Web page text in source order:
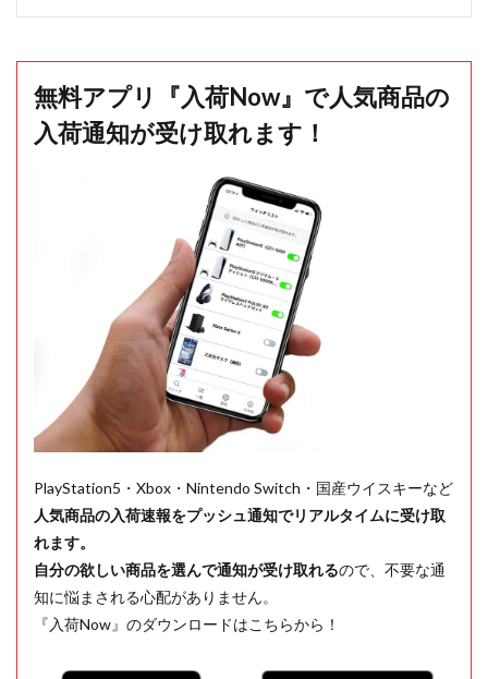
無料アプリ『入荷Now』で人気商品の
入荷通知が受け取れます！
PlayStation5・Xbox・Nintendo Switch・国産ウイスキーなど
人気商品の入荷速報をプッシュ通知でリアルタイムに受け取
れます。
自分の欲しい商品を選んで通知が受け取れるので、不要な通
知に悩まされる心配がありません。
『入荷Now』のダウンロードはこちらから！